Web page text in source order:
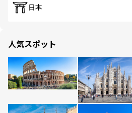
日本
人気スポット